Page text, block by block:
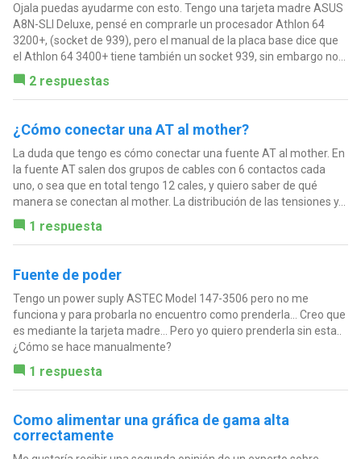
Ojala puedas ayudarme con esto. Tengo una tarjeta madre ASUS
A8N-SLI Deluxe, pensé en comprarle un procesador Athlon 64
3200+, (socket de 939), pero el manual de la placa base dice que
el Athlon 64 3400+ tiene también un socket 939, sin embargo no...
2 respuestas
¿Cómo conectar una AT al mother?
La duda que tengo es cómo conectar una fuente AT al mother. En
la fuente AT salen dos grupos de cables con 6 contactos cada
uno, o sea que en total tengo 12 cales, y quiero saber de qué
manera se conectan al mother. La distribución de las tensiones y...
1 respuesta
Fuente de poder
Tengo un power suply ASTEC Model 147-3506 pero no me
funciona y para probarla no encuentro como prenderla... Creo que
es mediante la tarjeta madre... Pero yo quiero prenderla sin esta..
¿Cómo se hace manualmente?
1 respuesta
Como alimentar una gráfica de gama alta
correctamente